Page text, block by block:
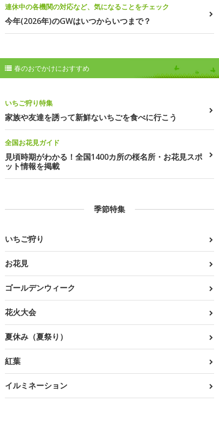
連休中の各機関の対応など、気になることをチェック
今年(2026年)のGWはいつからいつまで？
春のおでかけにおすすめ
いちご狩り特集
家族や友達を誘って新鮮ないちごを食べに行こう
全国お花見ガイド
見頃時期がわかる！全国1400カ所の桜名所・お花見スポ
ット情報を掲載
季節特集
いちご狩り
お花見
ゴールデンウィーク
花火大会
夏休み（夏祭り）
紅葉
イルミネーション